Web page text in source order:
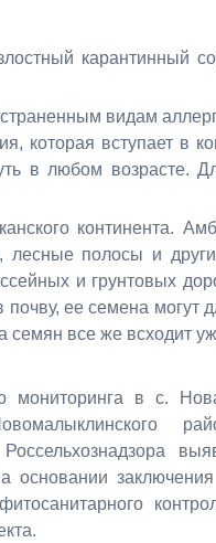
карантинный
видам
которая вступает в
в любом возрасте.
континента.
лесные полосы и
и грунтовых
ее семена могут
семян все же всходит
мониторинга в с.